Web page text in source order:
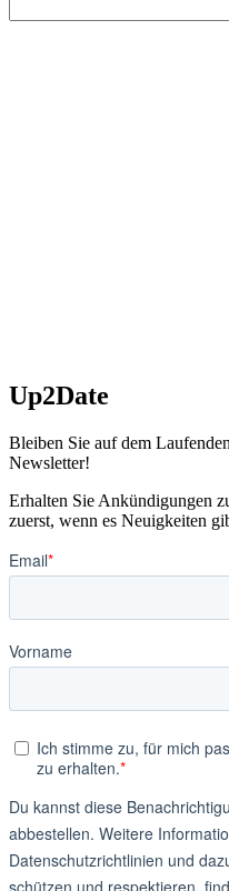
Up2Date
Bleiben Sie auf dem
Newsletter!
Erhalten Sie Ankündigungen
zuerst, wenn es Neuigkeiten